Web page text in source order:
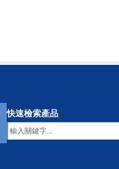
快速檢索產品